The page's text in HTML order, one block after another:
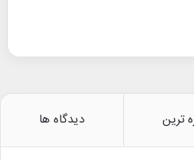
ترین دیدگاه ها